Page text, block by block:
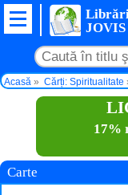
JOVIS
Acasă Cărți: Spiritualitate
17%
Carte